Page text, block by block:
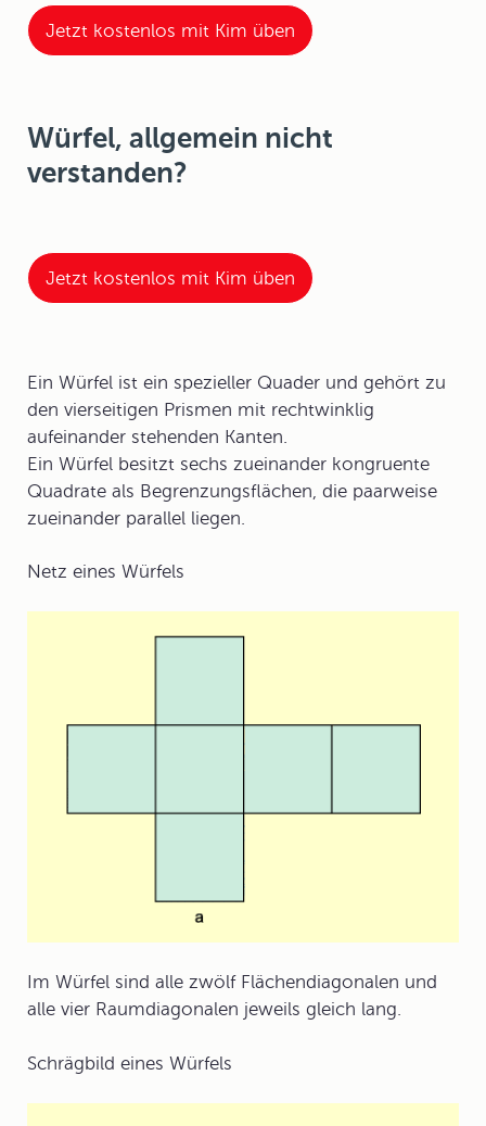
Jetzt kostenlos mit Kim üben
Würfel, allgemein nicht
verstanden?
Jetzt kostenlos mit Kim üben
Ein Würfel ist ein spezieller Quader und gehört zu
den vierseitigen Prismen mit rechtwinklig
aufeinander stehenden Kanten.
Ein Würfel besitzt sechs zueinander kongruente
Quadrate als Begrenzungsflächen, die paarweise
zueinander parallel liegen.
Netz eines Würfels
Im Würfel sind alle zwölf Flächendiagonalen und
alle vier Raumdiagonalen jeweils gleich lang.
Schrägbild eines Würfels